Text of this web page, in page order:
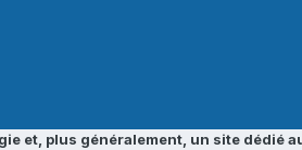
et, plus généralement, un site dédié